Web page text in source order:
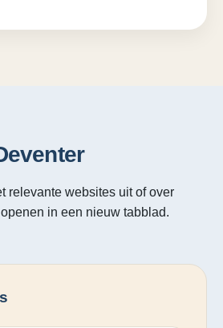
relevante websites uit of over
in een nieuw tabblad.